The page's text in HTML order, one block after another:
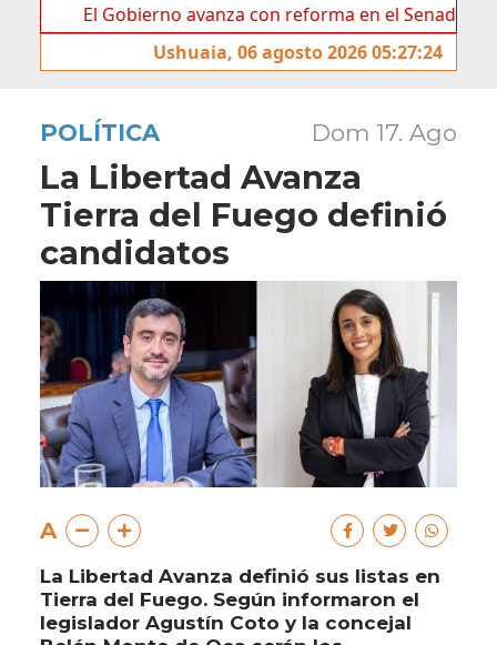
El Gobierno avanza con reforma en el Senado
Ushuaia, 06 agosto 2026 05:27:24
POLÍTICA Dom 17. Ago
La Libertad Avanza
Tierra del Fuego definió
candidatos
A
La Libertad Avanza definió sus listas en
Tierra del Fuego. Según informaron el
legislador Agustín Coto y la concejal